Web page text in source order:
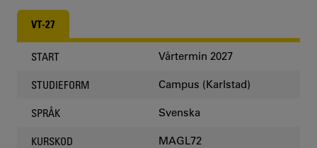
VT-27
START Vårtermin 2027
STUDIEFORM Campus (Karlstad)
SPRÅK Svenska
KURSKOD MAGL72